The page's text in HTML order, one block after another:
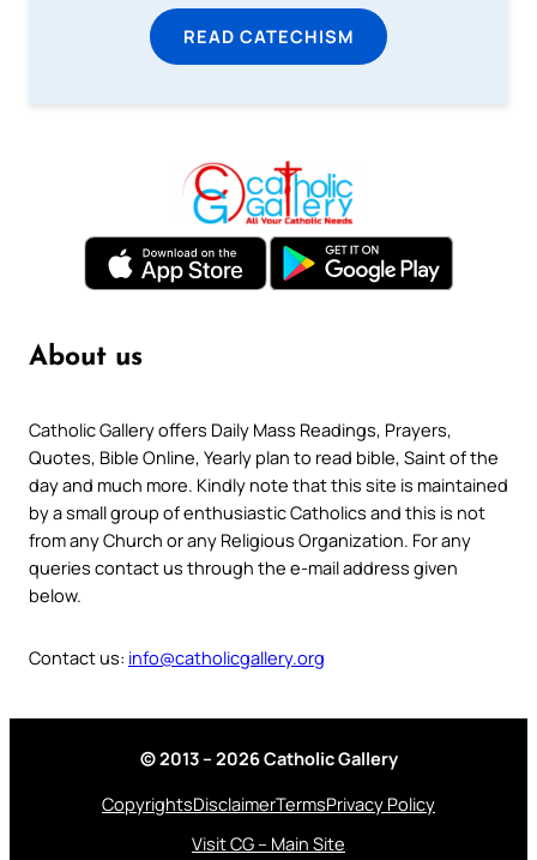
READ CATECHISM
About us
Catholic Gallery offers Daily Mass Readings, Prayers,
Quotes, Bible Online, Yearly plan to read bible, Saint of the
day and much more. Kindly note that this site is maintained
by a small group of enthusiastic Catholics and this is not
from any Church or any Religious Organization. For any
queries contact us through the e-mail address given
below.
Contact us: info@catholicgallery.org
© 2013 – 2026 Catholic Gallery
CopyrightsDisclaimerTermsPrivacy Policy
Visit CG – Main Site